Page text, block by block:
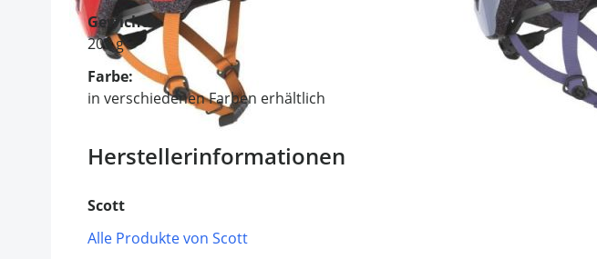
Gewicht:
205 g
Farbe:
in verschiedenen Farben erhältlich
Herstellerinformationen
Scott
Alle Produkte von Scott